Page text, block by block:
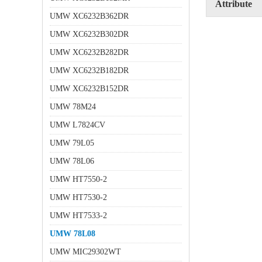
UMW XC6232B362DR
UMW XC6232B302DR
UMW XC6232B282DR
UMW XC6232B182DR
UMW XC6232B152DR
UMW 78M24
UMW L7824CV
UMW 79L05
UMW 78L06
UMW HT7550-2
UMW HT7530-2
UMW HT7533-2
UMW 78L08
UMW MIC29302WT
Attribute